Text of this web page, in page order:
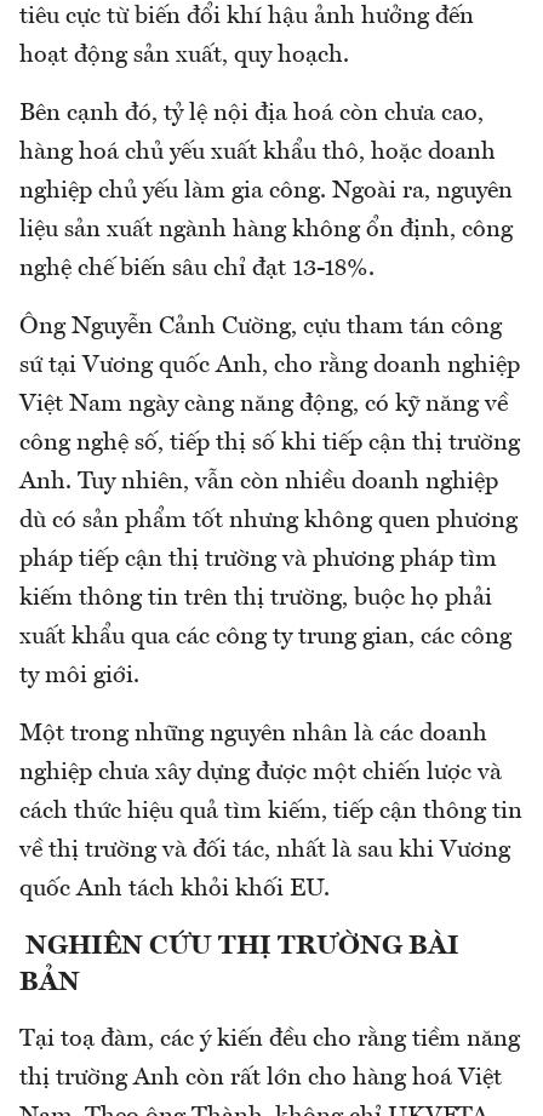
tiêu cực từ biến đổi khí hậu ảnh hưởng đến
hoạt động sản xuất, quy hoạch.
Bên cạnh đó, tỷ lệ nội địa hoá còn chưa cao,
hàng hoá chủ yếu xuất khẩu thô, hoặc doanh
nghiệp chủ yếu làm gia công. Ngoài ra, nguyên
liệu sản xuất ngành hàng không ổn định, công
nghệ chế biến sâu chỉ đạt 13-18%.
Ông Nguyễn Cảnh Cường, cựu tham tán công
sứ tại Vương quốc Anh, cho rằng doanh nghiệp
Việt Nam ngày càng năng động, có kỹ năng về
công nghệ số, tiếp thị số khi tiếp cận thị trường
Anh. Tuy nhiên, vẫn còn nhiều doanh nghiệp
dù có sản phẩm tốt nhưng không quen phương
pháp tiếp cận thị trường và phương pháp tìm
kiếm thông tin trên thị trường, buộc họ phải
xuất khẩu qua các công ty trung gian, các công
ty môi giới.
Một trong những nguyên nhân là các doanh
nghiệp chưa xây dựng được một chiến lược và
cách thức hiệu quả tìm kiếm, tiếp cận thông tin
về thị trường và đối tác, nhất là sau khi Vương
quốc Anh tách khỏi khối EU.
NGHIÊN CỨU THỊ TRƯỜNG BÀI
BẢN
Tại toạ đàm, các ý kiến đều cho rằng tiềm năng
thị trường Anh còn rất lớn cho hàng hoá Việt